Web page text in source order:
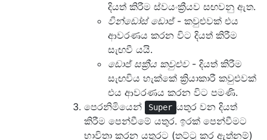
දියත් කිරීම ස්වයංක්‍රීයව සඟවනු ඇත.
වින්ඩෝස් ඩොජ්- කවුළුවක් එය
ආවරණය කරන විට දියත් කිරීම
සැඟවී යයි.
ඩොජ් සක්‍රීය කවුළුව- දියත් කිරීම
සැඟවිය හැක්කේ ක්‍රියාකාරී කවුළුවක්
එය ආවරණය කරන විට පමණි.
පෙරනිමියෙන්
Super යතුර වන දියත්
කිරීම පෙන්වීමේ යතුර. ඉරක් පෙන්වීමට
භාවිතා කරන යතුරට (තට්ටු කර ඇත්නම්)